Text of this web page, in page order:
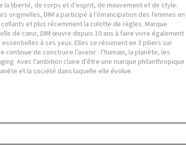
la liberté, de corps et d’esprit, de mouvement et de style.
originelles, DIM a participé à l’émancipation des femmes en
et plus récemment la culotte de règles. Marque
de cœur, DIM œuvre depuis 10 ans à faire vivre également
à ses yeux. Elles se résument en 3 piliers sur
continue de construire l’avenir : l’humain, la planète, les
Avec l’ambition claire d’être une marque philanthropique
et la société dans laquelle elle évolue.